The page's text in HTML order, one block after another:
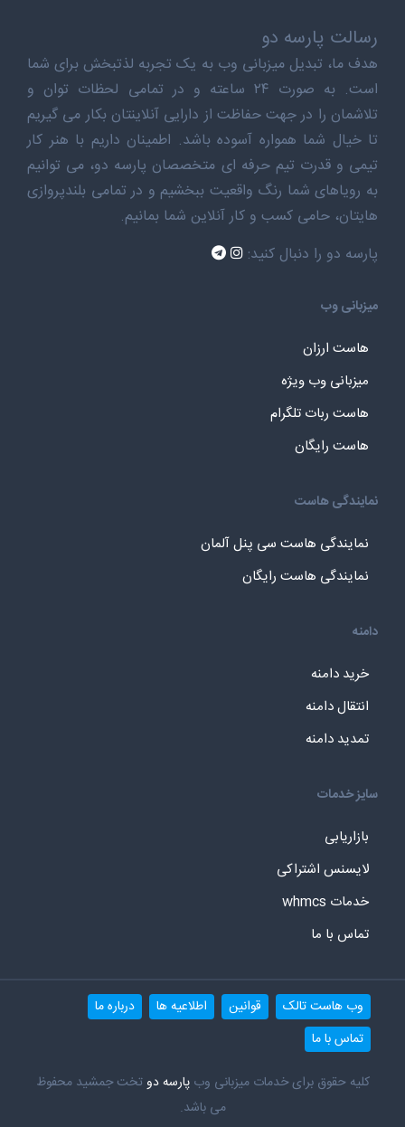
رسالت پارسه دو
هدف ما، تبدیل میزبانی وب به یک تجربه لذتبخش برای شما
است. به صورت ۲۴ ساعته و در تمامی لحظات توان و
تلاشمان را در جهت حفاظت از دارایی آنلاینتان بکار می گیریم
تا خیال شما همواره آسوده باشد. اطمینان داریم با هنر کار
تیمی و قدرت تیم حرفه ای متخصصان پارسه دو، می توانیم
به رویاهای شما رنگ واقعیت ببخشیم و در تمامی بلندپروازی
هایتان، حامی کسب و کار آنلاین شما بمانیم.
پارسه دو را دنبال کنید:
میزبانی وب
هاست ارزان
میزبانی وب ویژه
هاست ربات تلگرام
هاست رایگان
نمایندگی هاست
نمایندگی هاست سی پنل آلمان
نمایندگی هاست رایگان
دامنه
خرید دامنه
انتقال دامنه
تمدید دامنه
سایز خدمات
بازاریابی
لایسنس اشتراکی
خدمات whmcs
تماس با ما
وب هاست تالک قوانین اطلاعیه ها
درباره ما
تماس با ما
کلیه حقوق برای خدمات میزبانی وبپارسه دوتخت جمشید محفوظ
می باشد.